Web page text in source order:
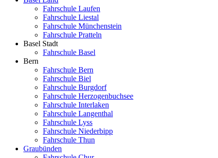
Fahrschule Laufen
Fahrschule Liestal
Fahrschule Münchenstein
Fahrschule Pratteln
Basel Stadt
Fahrschule Basel
Bern
Fahrschule Bern
Fahrschule Biel
Fahrschule Burgdorf
Fahrschule Herzogenbuchsee
Fahrschule Interlaken
Fahrschule Langenthal
Fahrschule Lyss
Fahrschule Niederbipp
Fahrschule Thun
Graubünden